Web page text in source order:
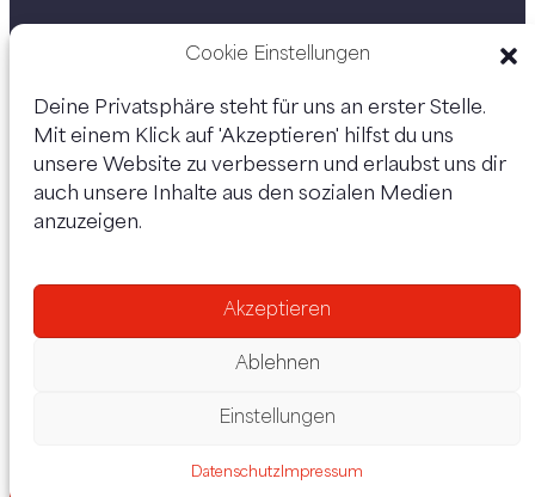
Cookie Einstellungen
Deine Privatsphäre steht für uns an erster Stelle.
Mit einem Klick auf 'Akzeptieren' hilfst du uns
unsere Website zu verbessern und erlaubst uns dir
auch unsere Inhalte aus den sozialen Medien
anzuzeigen.
Akzeptieren
Ablehnen
Einstellungen
Datenschutz Impressum
Unsere Kanäle: